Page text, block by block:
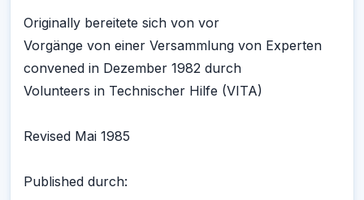
Originally bereitete sich von vor
Vorgänge von einer Versammlung von Experten
convened in Dezember 1982 durch
Volunteers in Technischer Hilfe (VITA)
Revised Mai 1985
Published durch: